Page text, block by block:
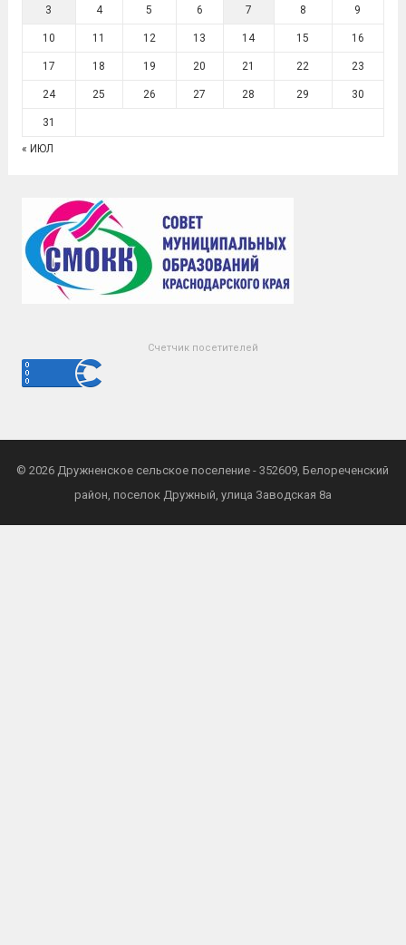
3 4 5 6 7 8 9
10 11 12 13 14 15 16
17 18 19 20 21 22 23
24 25 26 27 28 29 30
31
« ИЮЛ
Счетчик посетителей
© 2026 Дружненское сельское поселение - 352609, Белореченский
район, поселок Дружный, улица Заводская 8а